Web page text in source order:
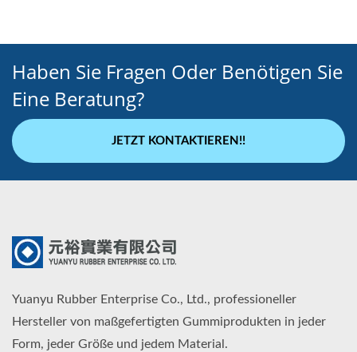
Haben Sie Fragen Oder Benötigen Sie
Eine Beratung?
JETZT KONTAKTIEREN!!
Yuanyu Rubber Enterprise Co., Ltd., professioneller
Hersteller von maßgefertigten Gummiprodukten in jeder
Form, jeder Größe und jedem Material.